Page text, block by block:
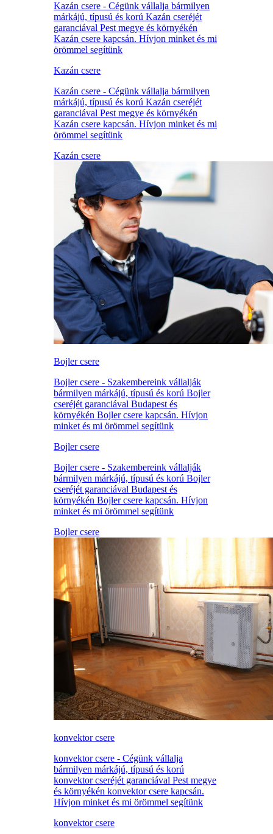
Kazán csere - Cégünk vállalja bármilyen
márkájú, típusú és korú Kazán cseréjét
garanciával Pest megye és környékén
Kazán csere kapcsán. Hívjon minket és mi
örömmel segítünk
Kazán csere
Kazán csere - Cégünk vállalja bármilyen
márkájú, típusú és korú Kazán cseréjét
garanciával Pest megye és környékén
Kazán csere kapcsán. Hívjon minket és mi
örömmel segítünk
Kazán csere
Bojler csere
Bojler csere - Szakembereink vállalják
bármilyen márkájú, típusú és korú Bojler
cseréjét garanciával Budapest és
környékén Bojler csere kapcsán. Hívjon
minket és mi örömmel segítünk
Bojler csere
Bojler csere - Szakembereink vállalják
bármilyen márkájú, típusú és korú Bojler
cseréjét garanciával Budapest és
környékén Bojler csere kapcsán. Hívjon
minket és mi örömmel segítünk
Bojler csere
konvektor csere
konvektor csere - Cégünk vállalja
bármilyen márkájú, típusú és korú
konvektor cseréjét garanciával Pest megye
és környékén konvektor csere kapcsán.
Hívjon minket és mi örömmel segítünk
konvektor csere